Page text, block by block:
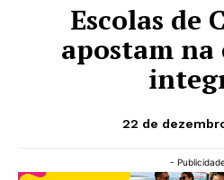
Escolas de
apostam na
22 de
-